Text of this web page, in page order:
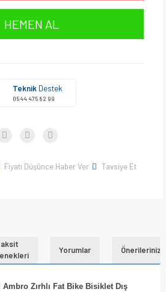
HEMEN AL
Teknik Destek
0544 475 82 99
Fiyatı Düşünce Haber Ver Tavsiye Et
Yorumlar Önerileriniz
Zırhlı Fat Bike Bisiklet Dış